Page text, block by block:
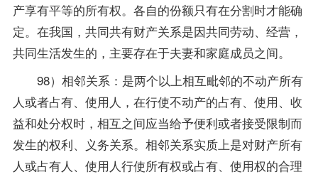
产享有平等的所有权。各自的份额只有在分割时才能确
定。在我国，共同共有财产关系是因共同劳动、经营，
共同生活发生的，主要存在于夫妻和家庭成员之间。
98）相邻关系：是两个以上相互毗邻的不动产所有
人或者占有、使用人，在行使不动产的占有、使用、收
益和处分权时，相互之间应当给予便利或者接受限制而
发生的权利、义务关系。相邻关系实质上是对财产所有
人或占有人、使用人行使所有权或占有、使用权的合理